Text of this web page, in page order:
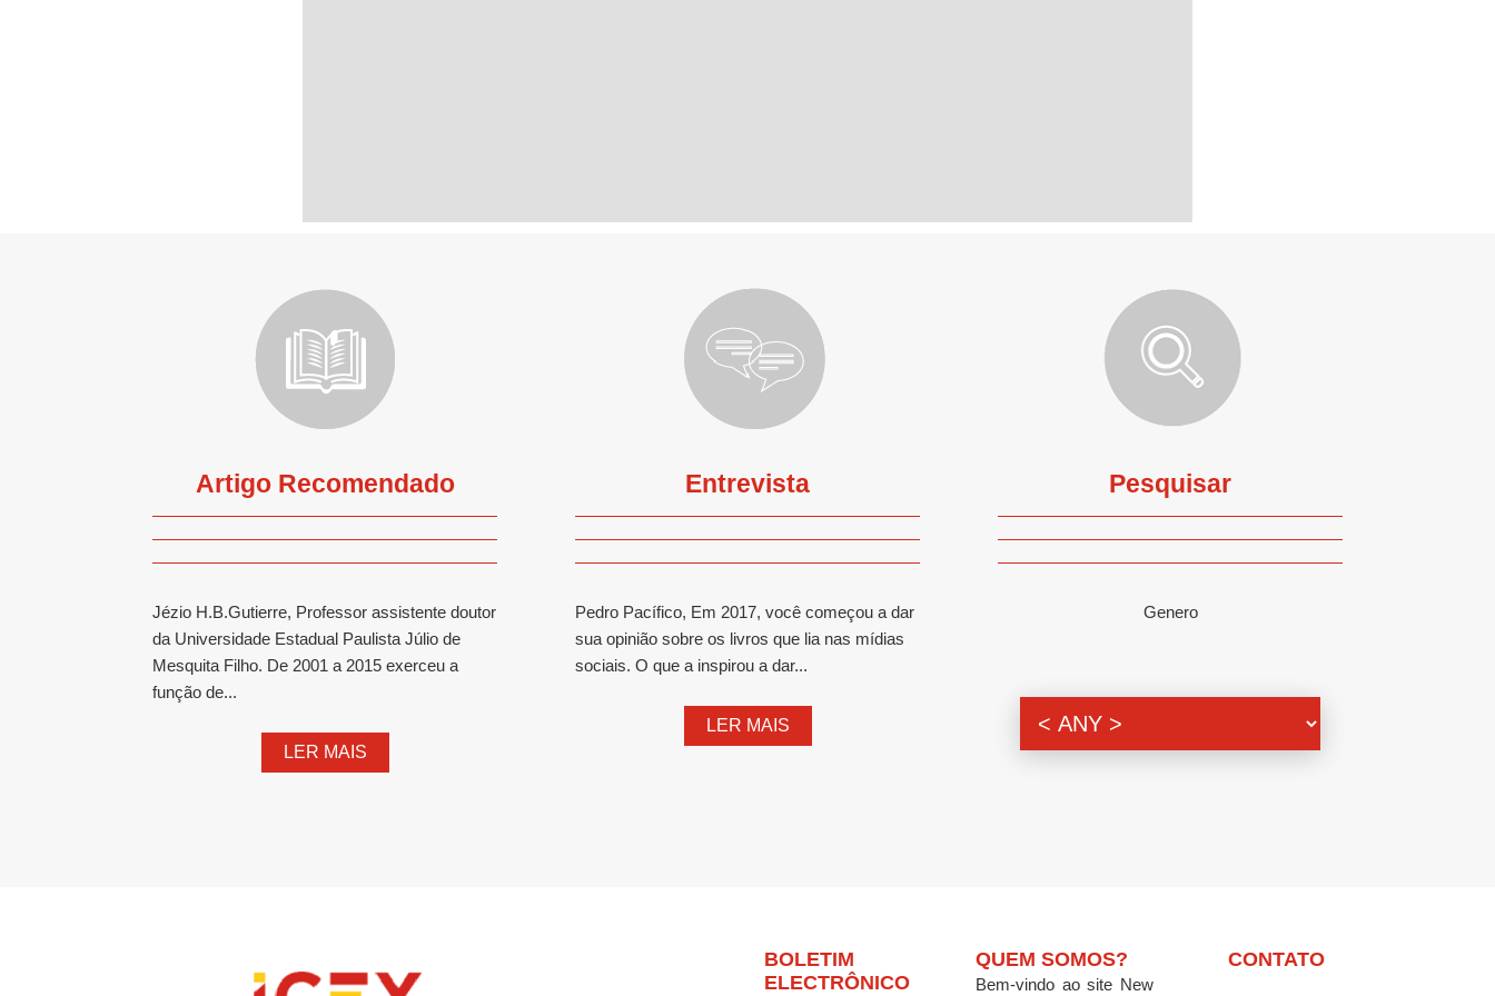
Artigo Recomendado
Jézio H.B.Gutierre, Professor assistente doutor
da Universidade Estadual Paulista Júlio de
Mesquita Filho. De 2001 a 2015 exerceu a
função de...
LER MAIS
Entrevista
Pedro Pacífico, Em 2017, você começou a dar
sua opinião sobre os livros que lia nas mídias
sociais. O que a inspirou a dar...
LER MAIS
Pesquisar
Genero
BOLETIM
ELECTRÔNICO
QUEM SOMOS?
Bem-vindo ao site New
CONTATO